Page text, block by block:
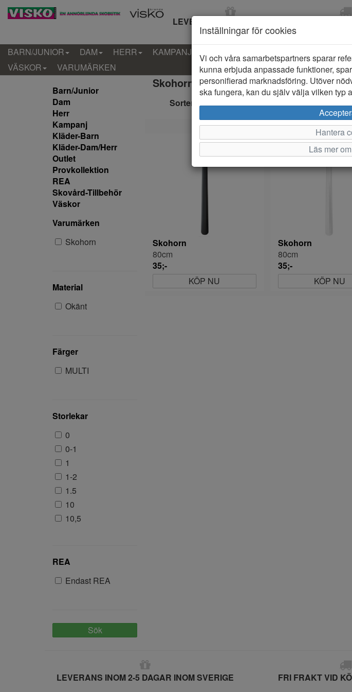
LEVERANS INOM 2-5 DAGAR
BARN/JUNIOR DAM HERR KAMPANJ KLÄDER-BARN
VÄSKOR
VARUMÄRKEN
Barn/Junior
Dam
Herr
Kampanj
Kläder-Barn
Kläder-Dam/Herr
Outlet
Provkollektion
REA
Skovård-Tillbehör
Väskor
Varumärken
Skohorn
Material
Okänt
Färger
MULTI
Storlekar
0
0-1
1
1-2
1.5
10
10,5
10M-2ÅR
11
110-116
REA
Endast REA
Sök
Skohorn (4 artiklar)
Sortera efter:
Skohorn
80cm
35;-
KÖP NU
Skohorn
80cm
35;-
KÖP NU
LEVERANS INOM 2-5 DAGAR INOM SVERIGE FRI FRAKT VID
Inställningar för cookies
Vi och våra samarbetspartners sparar
kunna erbjuda anpassade funktioner,
personifierad marknadsföring. Utöver
ska fungera, kan du själv välja vilken typ
Hantera
Läs mer